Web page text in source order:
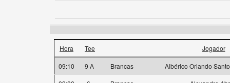
Hora Tee Jogador
09:10 9 A Brancas
Albérico Orlando